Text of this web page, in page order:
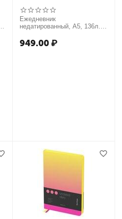
Ежедневник
недатированный, А5, 136л.,
"Neonometry", цветной срез,
с рисунком
949.00₽